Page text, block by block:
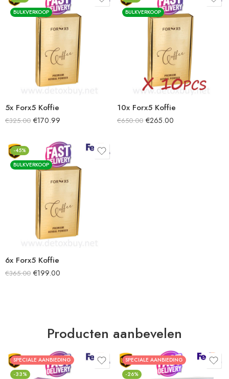
BULKVERKOOP
5x Forx5 Koffie
€325.00 €170.99
BULKVERKOOP
10x Forx5 Koffie
€650.00 €265.00
-45%
BULKVERKOOP
6x Forx5 Koffie
€365.00 €199.00
Producten aanbevelen
SPECIALE AANBIEDING
-33%
SPECIALE AANBIEDING
-26%